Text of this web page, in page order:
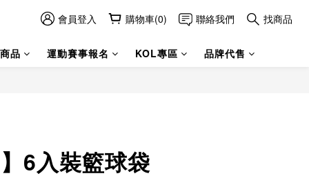
會員登入 購物車(0) 聯絡我們 找商品
品 運動賽事報名 KOL專區 品牌代售
6入裝籃球袋